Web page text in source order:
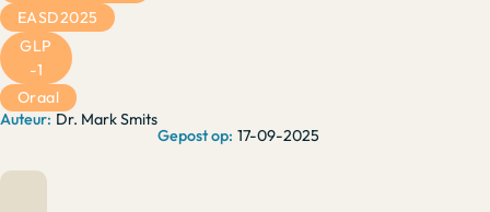
Dr. Mark Smits
17-09-2025
EASD2025
GLP
-1
Oraal